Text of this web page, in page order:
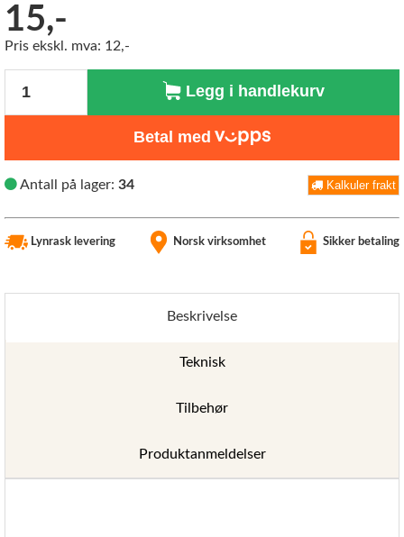
15,-
Pris ekskl. mva: 12,-
Antall
Legg i handlekurv
Betal med
Antall på lager: 34 Kalkuler frakt
Lynrask levering Norsk virksomhet Sikker betaling
Beskrivelse
Teknisk
Tilbehør
Produktanmeldelser